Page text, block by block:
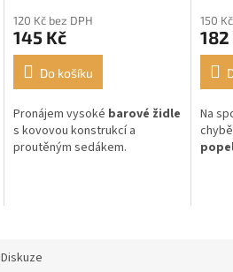
120 Kč bez DPH
145 Kč
Do košíku
Pronájem vysoké barové židle
s kovovou konstrukcí a
proutěným sedákem.
150
182
Na
Diskuze